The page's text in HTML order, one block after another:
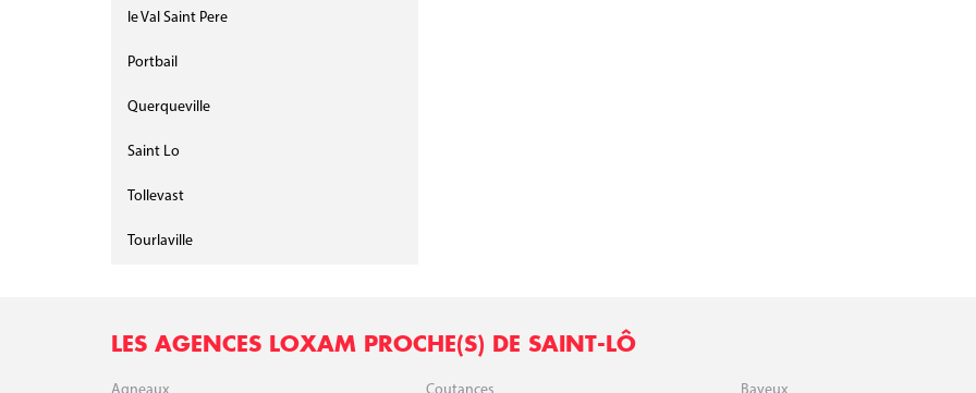
le Val Saint Pere
Portbail
Querqueville
Saint Lo
Tollevast
Tourlaville
LES AGENCES LOXAM PROCHE(S) DE SAINT-LÔ